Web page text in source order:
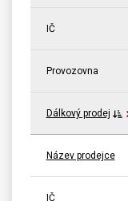
IČ
Provozovna
Dálkový prodej
Název prodejce
IČ